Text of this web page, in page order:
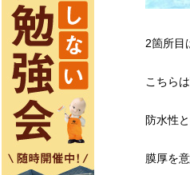
2箇所目
こちら
防水性
膜厚を